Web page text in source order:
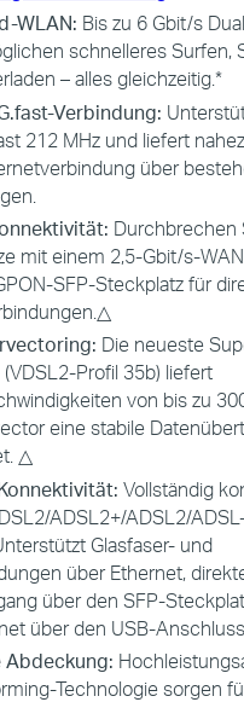
WLAN: Bis zu 6 Gbit/s
schnelleres Surfen,
– alles gleichzeitig.*
Verbindung:
212 MHz und liefert
über
Durchbrechen
mit einem 2,5-Gbit/s-
SFP-Steckplatz für
△
Die neueste
Profil 35b) liefert
von bis zu
eine stabile
△
Vollständig
ADSL2+/ADSL2/
Glasfaser- und
über Ethernet,
über den SFP-
über den USB-Anschluss.
Abdeckung:
Technologie sorgen